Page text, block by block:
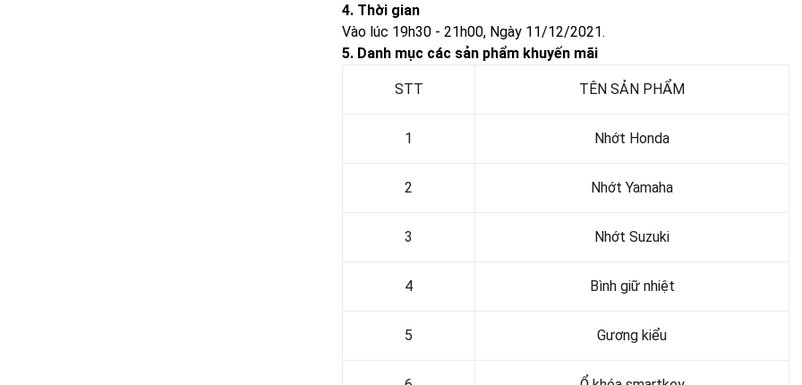
4. Thời gian
Vào lúc 19h30 - 21h00, Ngày 11/12/2021.
5. Danh mục các sản phẩm khuyến mãi
STT TÊN SẢN PHẨM
1 Nhớt Honda
2 Nhớt Yamaha
3 Nhớt Suzuki
4 Bình giữ nhiệt
5 Gương kiểu